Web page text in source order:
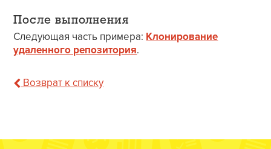
После выполнения
Следующая часть примера: Клонирование
удаленного репозитория.
Возврат к списку